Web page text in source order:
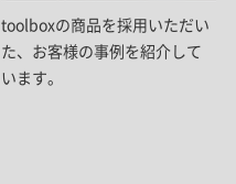
toolboxの商品を採用いただい
た、お客様の事例を紹介して
います。